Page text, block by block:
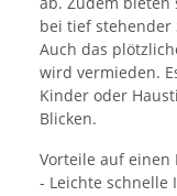
bei tief stehender
Auch das
wird vermieden.
Kinder oder
Blicken.
Vorteile auf einen
- Leichte schnelle